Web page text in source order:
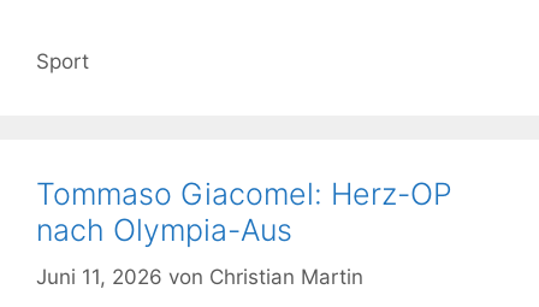
Kategorien
Sport
Tommaso Giacomel: Herz-OP
nach Olympia-Aus
Juni 11, 2026 von Christian Martin